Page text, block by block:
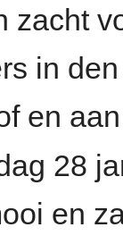
zacht
in
en
28
en